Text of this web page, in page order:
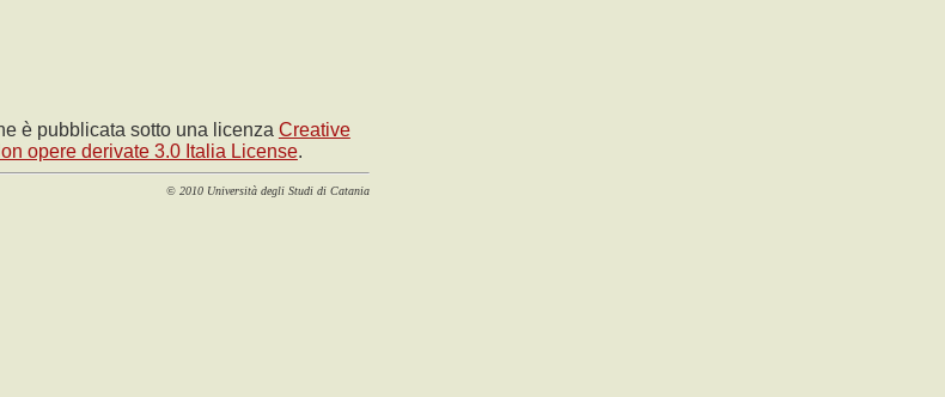
è pubblicata sotto una licenza Creative
opere derivate 3.0 Italia License.
© 2010 Università degli Studi di Catania